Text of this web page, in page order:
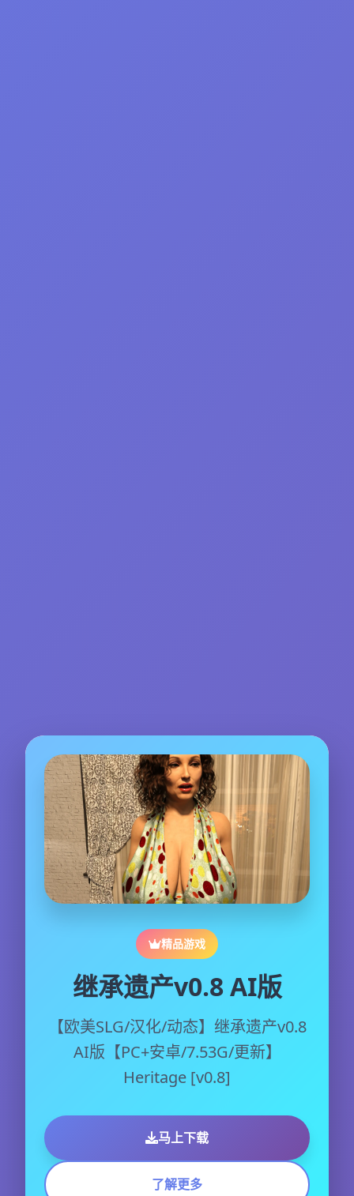
精品游戏
继承遗产v0.8 AI版
【欧美SLG/汉化/动态】继承遗产v0.8
AI版【PC+安卓/7.53G/更新】
Heritage [v0.8]
马上下载
了解更多